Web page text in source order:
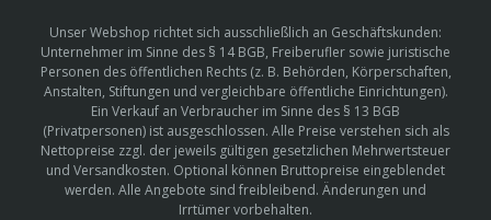
Unser Webshop richtet sich ausschließlich an Geschäftskunden:
Unternehmer im Sinne des § 14 BGB, Freiberufler sowie juristische
Personen des öffentlichen Rechts (z. B. Behörden, Körperschaften,
Anstalten, Stiftungen und vergleichbare öffentliche Einrichtungen).
Ein Verkauf an Verbraucher im Sinne des § 13 BGB
(Privatpersonen) ist ausgeschlossen. Alle Preise verstehen sich als
Nettopreise zzgl. der jeweils gültigen gesetzlichen Mehrwertsteuer
und Versandkosten. Optional können Bruttopreise eingeblendet
werden. Alle Angebote sind freibleibend. Änderungen und
Irrtümer vorbehalten.